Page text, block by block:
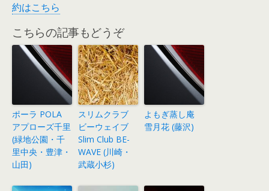
約はこちら
こちらの記事もどうぞ
ポーラ POLA
アプローズ千里
(緑地公園・千
里中央・豊津・
山田)
スリムクラブ
ビーウェイブ
Slim Club BE-
WAVE (川崎・
武蔵小杉)
よもぎ蒸し庵
雪月花 (藤沢)